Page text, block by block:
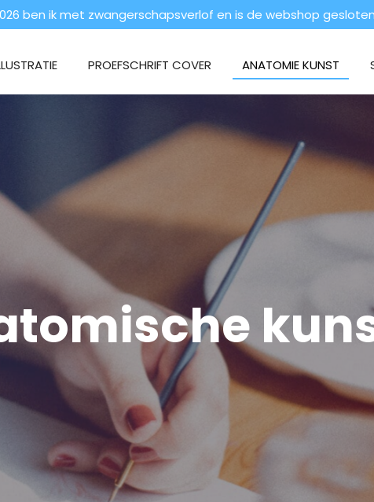
ben ik met zwangerschapsverlof en is de webshop
PROEFSCHRIFT COVER ANATOMIE KUNST